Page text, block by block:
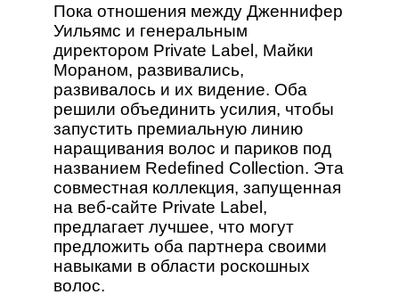
Пока отношения между Дженнифер
Уильямс и генеральным
директором Private Label, Майки
Мораном, развивались,
развивалось и их видение. Оба
решили объединить усилия, чтобы
запустить премиальную линию
наращивания волос и париков под
названием Redefined Collection. Эта
совместная коллекция, запущенная
на веб-сайте Private Label,
предлагает лучшее, что могут
предложить оба партнера своими
навыками в области роскошных
волос.